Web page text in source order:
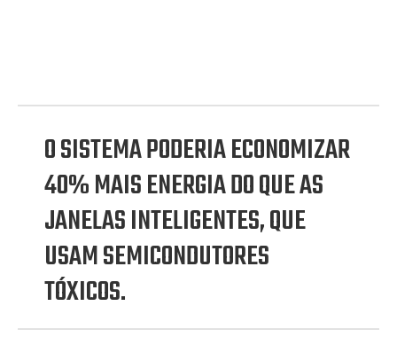
O SISTEMA PODERIA ECONOMIZAR
40% MAIS ENERGIA DO QUE AS
JANELAS INTELIGENTES, QUE
USAM SEMICONDUTORES
TÓXICOS.